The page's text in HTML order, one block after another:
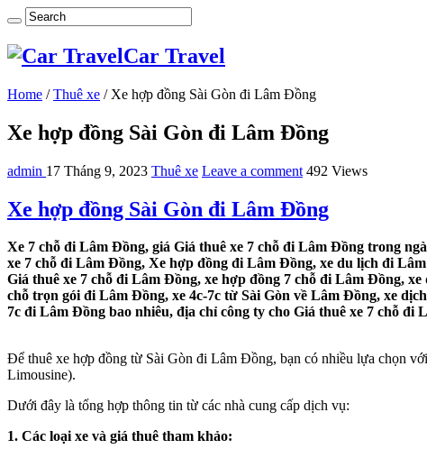
Car Travel
Home / Thuê xe / Xe hợp đồng Sài Gòn đi Lâm Đồng
Xe hợp đồng Sài Gòn đi Lâm Đồng
admin 17 Tháng 9, 2023 Thuê xe Leave a comment 492 Views
Xe hợp đồng Sài Gòn đi Lâm Đồng
Xe 7 chỗ đi Lâm Đồng, giá Giá thuê xe 7 chỗ đi Lâm Đồng trong
xe 7 chỗ đi Lâm Đồng, Xe hợp đồng đi Lâm Đồng, xe du lịch đi
Giá thuê xe 7 chỗ đi Lâm Đồng, xe hợp đồng 7 chỗ đi Lâm Đồng,
chỗ trọn gói đi Lâm Đồng, xe 4c-7c từ Sài Gòn về Lâm Đồng, xe
7c đi Lâm Đồng bao nhiêu, địa chỉ công ty cho Giá thuê xe 7 chỗ đi
Để thuê xe hợp đồng từ Sài Gòn đi Lâm Đồng, bạn có nhiều lựa chọn
Limousine).
Dưới đây là tổng hợp thông tin từ các nhà cung cấp dịch vụ:
1. Các loại xe và giá thuê tham khảo: